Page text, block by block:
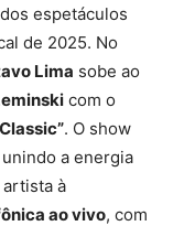
espetáculos
de 2025. No
Lima sobe ao
com o
. O show
a energia
à
ao vivo, com